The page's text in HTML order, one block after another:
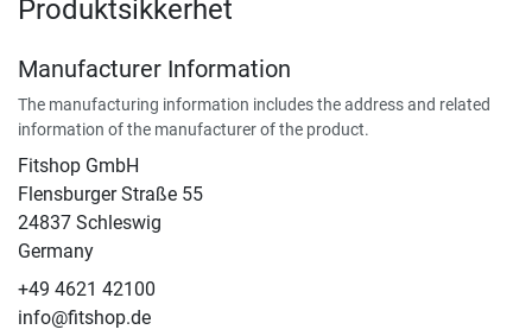
Produktsikkerhet
Manufacturer Information
The manufacturing information includes the address and related
information of the manufacturer of the product.
Fitshop GmbH
Flensburger Straße 55
24837 Schleswig
Germany
+49 4621 42100
info@fitshop.de